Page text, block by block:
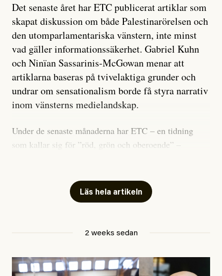
Det senaste året har ETC publicerat artiklar som
skapat diskussion om både Palestinarörelsen och
den utomparlamentariska vänstern, inte minst
vad gäller informationssäkerhet. Gabriel Kuhn
och Ninïan Sassarinis-McGowan menar att
artiklarna baseras på tvivelaktiga grunder och
undrar om sensationalism borde få styra narrativ
inom vänsterns medielandskap.
Under de senaste månaderna har ETC – en tidning
som kallar sig för ”röd, grön och oberoende” –
skriver för? Vad betyder det att vara en ”röd, grön och
oberoende” tidning? Och vad är egentligen bra
utpekas som israelisk infiltratör”. Enligt ingressen
Läs hela artikeln
2 weeks sedan